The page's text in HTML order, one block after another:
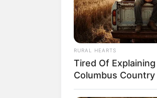
RURAL HEARTS
Tired Of
Columbus Country